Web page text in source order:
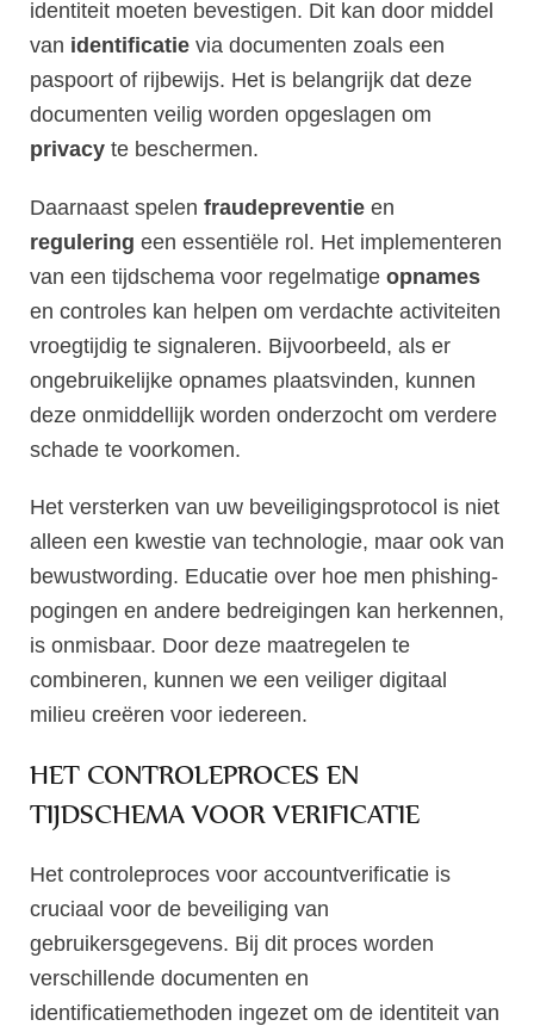
identiteit moeten bevestigen. Dit kan door middel
van identificatie via documenten zoals een
paspoort of rijbewijs. Het is belangrijk dat deze
documenten veilig worden opgeslagen om
privacy te beschermen.
Daarnaast spelen fraudepreventie en
regulering een essentiële rol. Het implementeren
van een tijdschema voor regelmatige opnames
en controles kan helpen om verdachte activiteiten
vroegtijdig te signaleren. Bijvoorbeeld, als er
ongebruikelijke opnames plaatsvinden, kunnen
deze onmiddellijk worden onderzocht om verdere
schade te voorkomen.
Het versterken van uw beveiligingsprotocol is niet
alleen een kwestie van technologie, maar ook van
bewustwording. Educatie over hoe men phishing-
pogingen en andere bedreigingen kan herkennen,
is onmisbaar. Door deze maatregelen te
combineren, kunnen we een veiliger digitaal
milieu creëren voor iedereen.
HET CONTROLEPROCES EN
TIJDSCHEMA VOOR VERIFICATIE
Het controleproces voor accountverificatie is
cruciaal voor de beveiliging van
gebruikersgegevens. Bij dit proces worden
verschillende documenten en
identificatiemethoden ingezet om de identiteit van